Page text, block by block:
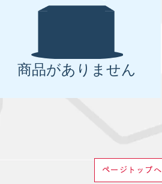
商品がありません
ページトップへ